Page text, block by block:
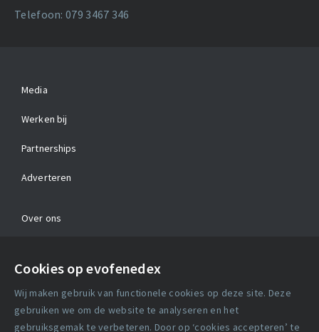
Cookies op evofenedex
Wij maken gebruik van functionele cookies op deze site. Deze
gebruiken we om de website te analyseren en het
gebruiksgemak te verbeteren. Door op ‘cookies accepteren’ te
Telefoon: 079 3467 346
Media
Werken bij
Partnerships
Adverteren
Over ons
Algemene voorwaarden
Cookie verklaring